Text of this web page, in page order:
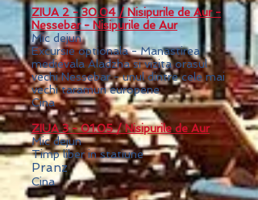
ZIUA 2 - 30.04 / Nisipurile de Aur -
Nessebar - Nisipurile de Aur
​Mic dejun
Excursie optionala - Manastirea
medievala Aladzhasi vizita orasul
vechi Nessebar - unul dintre cele mai
vechi taramuri europene
Cina
ZIUA 3 - 01.05 / Nisipurile de Aur
​Mic dejun
Timp liber in statiune
Pranz
Cina